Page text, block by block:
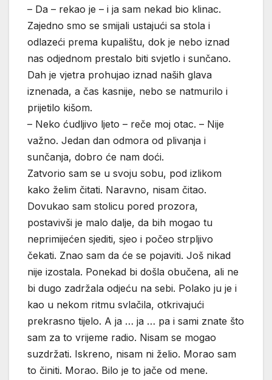
– Da – rekao je – i ja sam nekad bio klinac.
Zajedno smo se smijali ustajući sa stola i
odlazeći prema kupalištu, dok je nebo iznad
nas odjednom prestalo biti svjetlo i sunčano.
Dah je vjetra prohujao iznad naših glava
iznenada, a čas kasnije, nebo se natmurilo i
prijetilo kišom.
– Neko ćudljivo ljeto – reče moj otac. – Nije
važno. Jedan dan odmora od plivanja i
sunčanja, dobro će nam doći.
Zatvorio sam se u svoju sobu, pod izlikom
kako želim čitati. Naravno, nisam čitao.
Dovukao sam stolicu pored prozora,
postavivši je malo dalje, da bih mogao tu
neprimijećen sjediti, sjeo i počeo strpljivo
čekati. Znao sam da će se pojaviti. Još nikad
nije izostala. Ponekad bi došla obučena, ali ne
bi dugo zadržala odjeću na sebi. Polako ju je i
kao u nekom ritmu svlačila, otkrivajući
prekrasno tijelo. A ja … ja … pa i sami znate što
sam za to vrijeme radio. Nisam se mogao
suzdržati. Iskreno, nisam ni želio. Morao sam
to činiti. Morao. Bilo je to jače od mene.